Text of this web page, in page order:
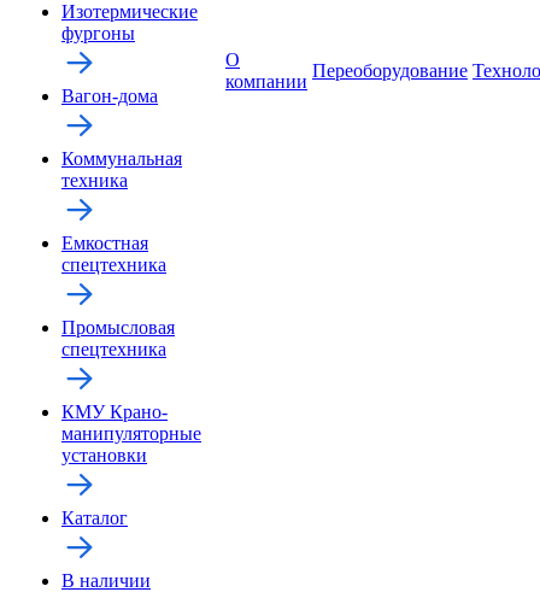
Изотермические
фургоны
Вагон-дома
Коммунальная
техника
Емкостная
спецтехника
Промысловая
спецтехника
КМУ Крано-
манипуляторные
установки
Каталог
В наличии
О
компании
Переоборудование